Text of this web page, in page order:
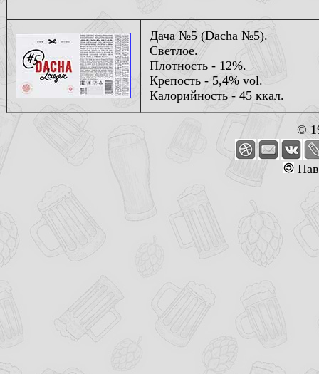
Дача №5 (Dacha №5).
Светлое.
Плотность - 12%.
Крепость - 5,4% vol.
Калорийность - 45 ккал.
©